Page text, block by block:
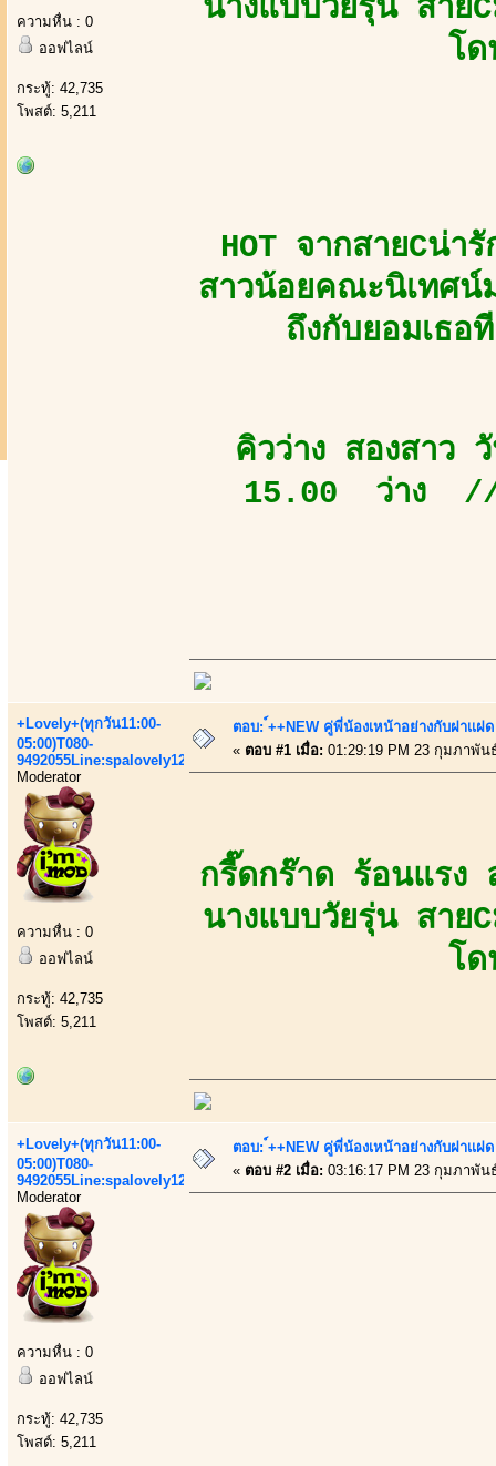
ความหื่น : 0
ออฟไลน์
กระทู้: 42,735
โพสต์: 5,211
นางแบบวัยรุ่น สาย
โ
HOT จากสายCน่
สาวน้อยคณะนิเทศน์
ถึงกับยอมเธอ
คิวว่าง สองสาว
15.00 ว่าง
+Lovely+(ทุกวัน11:00-
05:00)T080-
9492055Line:spalovely123
Moderator
ความหื่น : 0
ออฟไลน์
กระทู้: 42,735
โพสต์: 5,211
ตอบ: ์++NEW คู่พี่น้องเหน้าอย่างกับฝาเเ
« ตอบ #1 เมื่อ: 01:29:19 PM 23 กุมภาพัน
กรี๊ดกร๊าด ร้อนแรง
นางแบบวัยรุ่น สาย
โ
+Lovely+(ทุกวัน11:00-
05:00)T080-
9492055Line:spalovely123
Moderator
ความหื่น : 0
ออฟไลน์
กระทู้: 42,735
โพสต์: 5,211
ตอบ: ์++NEW คู่พี่น้องเหน้าอย่างกับฝาเเ
« ตอบ #2 เมื่อ: 03:16:17 PM 23 กุมภาพัน